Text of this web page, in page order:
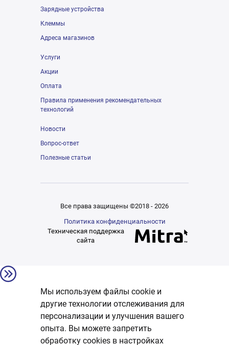
Зарядные устройства
Клеммы
Адреса магазинов
Услуги
Акции
Оплата
Правила применения рекомендательных
технологий
Новости
Вопрос-ответ
Полезные статьи
Все права защищены ©2018 - 2026
Политика конфиденциальности
Техническая поддержка
сайта
Мы используем файлы cookie и
другие технологии отслеживания для
персонализации и улучшения вашего
опыта. Вы можете запретить
обработку сookies в настройках